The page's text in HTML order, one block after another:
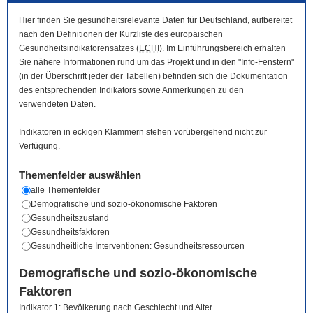
Hier finden Sie gesundheitsrelevante Daten für Deutschland, aufbereitet
nach den Definitionen der Kurzliste des europäischen
Gesundheitsindikatorensatzes (ECHI ). Im Einführungsbereich erhalten
Sie nähere Informationen rund um das Projekt und in den "Info-Fenstern"
(in der Überschrift jeder der Tabellen) befinden sich die Dokumentation
des entsprechenden Indikators sowie Anmerkungen zu den
verwendeten Daten.
Indikatoren in eckigen Klammern stehen vorübergehend nicht zur
Verfügung.
Themenfelder auswählen
alle Themenfelder
Demografische und sozio-ökonomische Faktoren
Gesundheitszustand
Gesundheitsfaktoren
Gesundheitliche Interventionen: Gesundheitsressourcen
Demografische und sozio-ökonomische
Faktoren
Indikator 1: Bevölkerung nach Geschlecht und Alter